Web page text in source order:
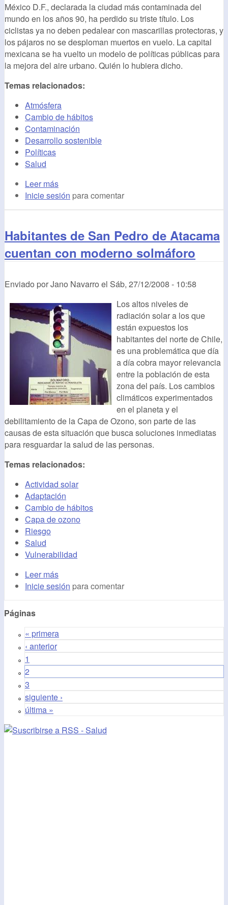
México D.F., declarada la ciudad más contaminada del
mundo en los años 90, ha perdido su triste título. Los
ciclistas ya no deben pedalear con mascarillas protectoras, y
los pájaros no se desploman muertos en vuelo. La capital
mexicana se ha vuelto un modelo de políticas públicas para
la mejora del aire urbano. Quién lo hubiera dicho.
Temas relacionados:
Atmósfera
Cambio de hábitos
Contaminación
Desarrollo sostenible
Políticas
Salud
Leer más
Inicie sesión para comentar
Habitantes de San Pedro de Atacama
cuentan con moderno solmáforo
Enviado porJano Navarro el Sáb, 27/12/2008 - 10:58
Los altos niveles de
radiación solar a los que
están expuestos los
habitantes del norte de Chile,
es una problemática que día
a día cobra mayor relevancia
entre la población de esta
zona del país. Los cambios
climáticos experimentados
en el planeta y el
debilitamiento de la Capa de Ozono, son parte de las
causas de esta situación que busca soluciones inmediatas
para resguardar la salud de las personas.
Temas relacionados:
Actividad solar
Adaptación
Cambio de hábitos
Capa de ozono
Riesgo
Salud
Vulnerabilidad
Leer más
Inicie sesión para comentar
Páginas
« primera
‹ anterior
1
2
3
siguiente ›
última »